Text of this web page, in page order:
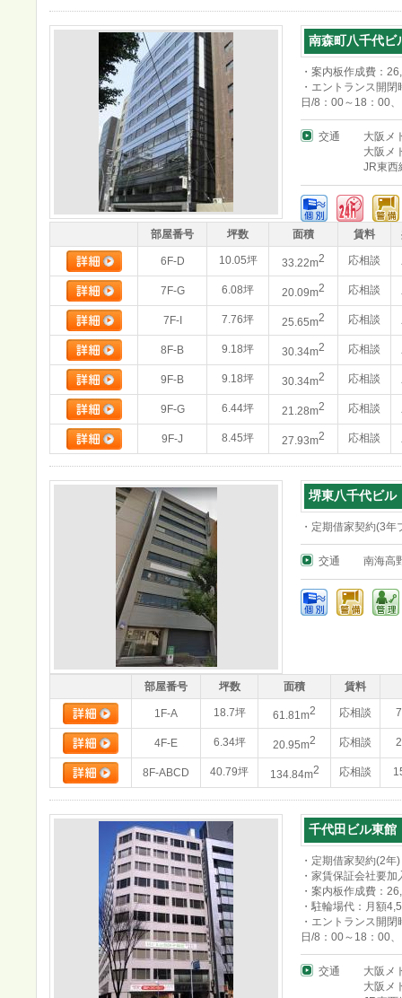
南森町八千代ビ
・案内板作成費：
・エントランス開
日/8：00～18：00
交通
大阪メ
大阪メ
JR東西
部屋番号 坪数 面積 賃料
6F-D 10.05坪 33.22m2 応相談
7F-G 6.08坪 20.09m2 応相談
7F-I 7.76坪 25.65m2 応相談
8F-B 9.18坪 30.34m2 応相談
9F-B 9.18坪 30.34m2 応相談
9F-G 6.44坪 21.28m2 応相談
9F-J 8.45坪 27.93m2 応相談
堺東八千代ビル
・定期借家契約(3年
交通 南海高
部屋番号 坪数 面積 賃料
1F-A 18.7坪 61.81m2 応相談
4F-E 6.34坪 20.95m2 応相談
8F-ABCD 40.79坪 134.84m2 応相談
千代田ビル東館
・定期借家契約(2年)
・家賃保証会社要加
・案内板作成費：
・駐輪場代：月額
・エントランス開
日/8：00～18：00
交通
大阪メ
大阪メ